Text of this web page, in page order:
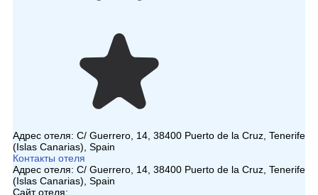
Адрес отеля: C/ Guerrero, 14, 38400 Puerto de la Cruz, Tenerife
(Islas Canarias), Spain
Контакты отеля
Адрес отеля: C/ Guerrero, 14, 38400 Puerto de la Cruz, Tenerife
(Islas Canarias), Spain
Сайт отеля: